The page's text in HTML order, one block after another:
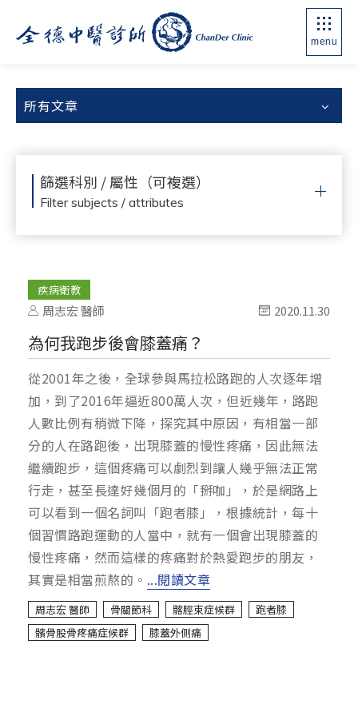
menu
所有文章
篩選科別 / 屬性（可複選）
Filter subjects / attributes
疾病衛教
周志宏 醫師 2020.11.30
為何我跑步後會膝蓋痛？
從2001年之後，全球參與馬拉松路跑的人次逐年增
加，到了2016年逼近800萬人次，但近幾年，路跑
人數比例有稍微下降，探究其中原因，有相當一部
分的人在路跑後，出現膝蓋的慢性疼痛，因此無法
繼續跑步，這個疼痛可以劇烈到讓人幾乎無法正常
行走，甚至長達好幾個月的「掰咖」，於是網路上
可以看到一個名詞叫「跑者膝」，根據統計，每十
個習慣路跑運動的人當中，就有一個會出現膝蓋的
慢性疼痛，然而這樣的疼痛對於熱愛跑步的朋友，
其實是相當煎熬的。 ...閱讀文章
周志宏 醫師 骨關節科 髂脛束症候群
跑者膝
髕骨股骨疼痛症候群
膝蓋外側痛